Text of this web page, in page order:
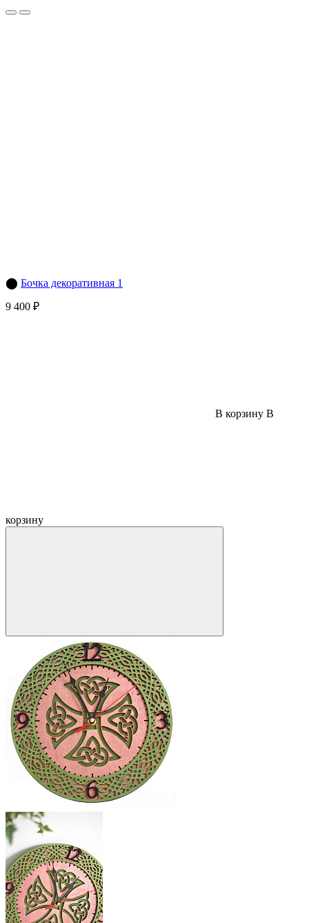
⬤ Бочка декоративная 1
9 400 ₽
В корзину В
корзину